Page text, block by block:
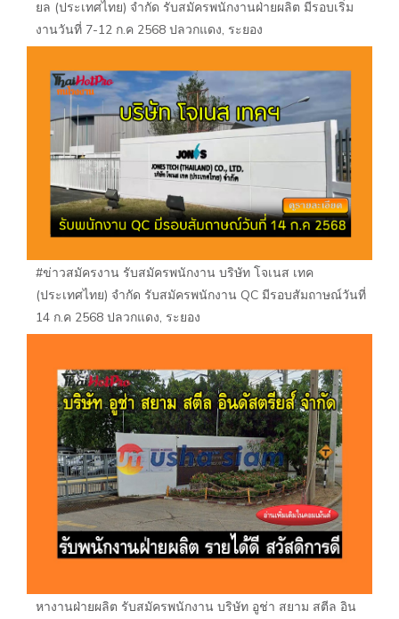
ยล (ประเทศไทย) จำกัด รับสมัครพนักงานฝ่ายผลิต มีรอบเริ่ม
งานวันที่ 7-12 ก.ค 2568 ปลวกแดง, ระยอง
#ข่าวสมัครงาน รับสมัครพนักงาน บริษัท โจเนส เทค
(ประเทศไทย) จำกัด รับสมัครพนักงาน QC มีรอบสัมถาษณ์วันที่
14 ก.ค 2568 ปลวกแดง, ระยอง
หางานฝ่ายผลิต รับสมัครพนักงาน บริษัท อูช่า สยาม สตีล อิน